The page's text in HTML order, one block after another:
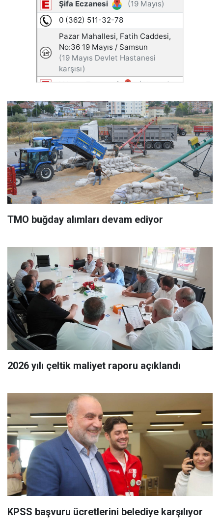
TMO buğday alımları devam ediyor
2026 yılı çeltik maliyet raporu açıklandı
KPSS başvuru ücretlerini belediye karşılıyor